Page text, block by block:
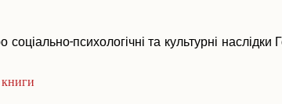
психологічні та культурні наслідки
книги